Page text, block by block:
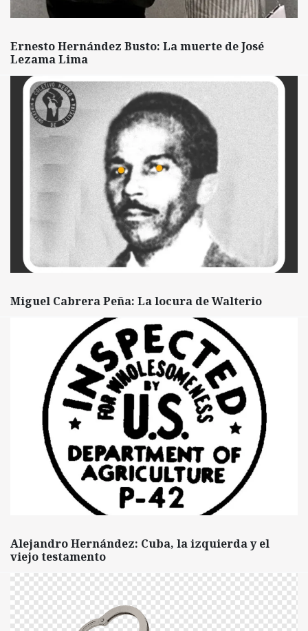
Ernesto Hernández Busto: La muerte de José
Lezama Lima
Miguel Cabrera Peña: La locura de Walterio
Alejandro Hernández: Cuba, la izquierda y el
viejo testamento